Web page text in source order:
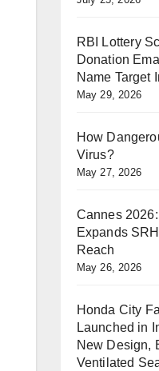
RBI Lottery
Donation
Name Target
May 29, 2026
How
Virus?
May 27, 2026
Cannes
Expands
Reach
May 26, 2026
Honda City
Launched in
New Design,
Ventilated